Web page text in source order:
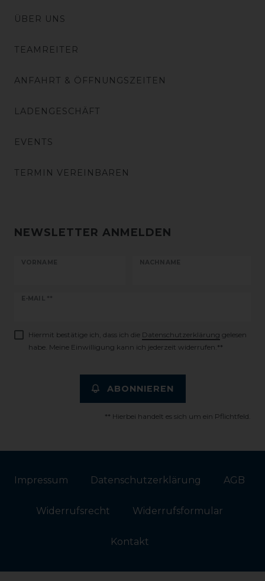
ÜBER UNS
TEAMREITER
ANFAHRT & ÖFFNUNGSZEITEN
LADENGESCHÄFT
EVENTS
TERMIN VEREINBAREN
NEWSLETTER ANMELDEN
VORNAME NACHNAME
E-MAIL **
Newsletter
Hiermit bestätige ich, dass ich die Daten­schutz­erklärung gelesen
habe. Meine Einwilligung kann ich jederzeit widerrufen.**
ABONNIEREN
** Hierbei handelt es sich um ein Pflichtfeld.
Impressum Daten­schutz­erklärung AGB
Widerrufs­recht Widerrufs­formular
Kontakt